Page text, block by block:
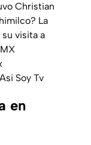
Christian
La
visita a
Soy Tv
en